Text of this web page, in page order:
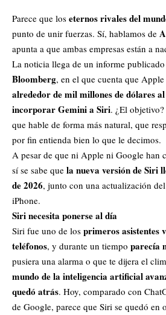
Parece que los eternos rivales del
punto de unir fuerzas. Sí, hablamos de
apunta a que ambas empresas están a
La noticia llega de un informe
Bloomberg, en el que cuenta que
alrededor de mil millones de dólares
incorporar Gemini a Siri. ¿El
que hable de forma más natural, que
por fin entienda bien lo que le decimos.
A pesar de que ni Apple ni Google han
sí se sabe que la nueva versión de Siri
de 2026, junto con una actualización
iPhone.
Siri necesita ponerse al día
Siri fue uno de los primeros asistentes
teléfonos, y durante un tiempo parecía
pusiera una alarma o que te dijera el
mundo de la inteligencia artificial
quedó atrás. Hoy, comparado con
de Google, parece que Siri se quedó en